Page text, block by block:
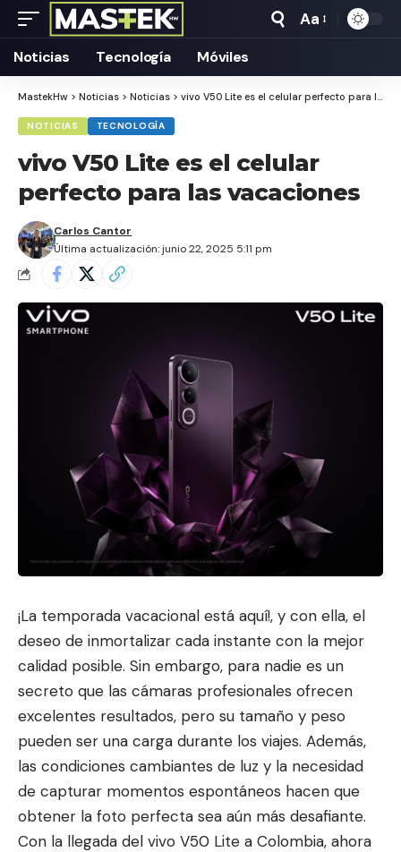
Tamaño
Aa
Noticias Tecnología Móviles
MastekHw > Noticias > Noticias > vivo V50 Lite es el celular perfecto para las vacaciones
NOTICIAS TECNOLOGÍA
vivo V50 Lite es el celular
perfecto para las vacaciones
Última actualización: junio 22, 2025 5:11 pm
Carlos Cantor
¡La temporada vacacional está aquí!, y con ella, el
deseo de inmortalizar cada instante con la mejor
calidad posible. Sin embargo, para nadie es un
secreto que las cámaras profesionales ofrecen
excelentes resultados, pero su tamaño y peso
pueden ser una carga durante los viajes. Además,
las condiciones cambiantes de luz y la necesidad
de capturar momentos espontáneos hacen que
obtener la foto perfecta sea aún más desafiante.
Con la llegada del vivo V50 Lite a Colombia, ahora